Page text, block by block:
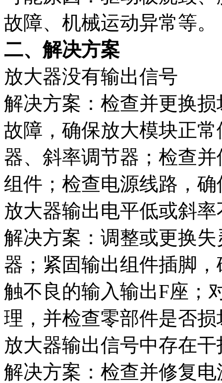
故障、机械运动异常等。
二、解决方案
放大器没有输出信号
解决方案：检查并更换
故障，确保放大模块正
器、斜率调节器；检查
组件；检查电源线路，
放大器输出电平低或斜
解决方案：调整或更换
器；紧固输出组件插脚
触不良的输入输出F座；
理，并检查零部件是否损
放大器输出信号中存在干
解决方案：检查并修复